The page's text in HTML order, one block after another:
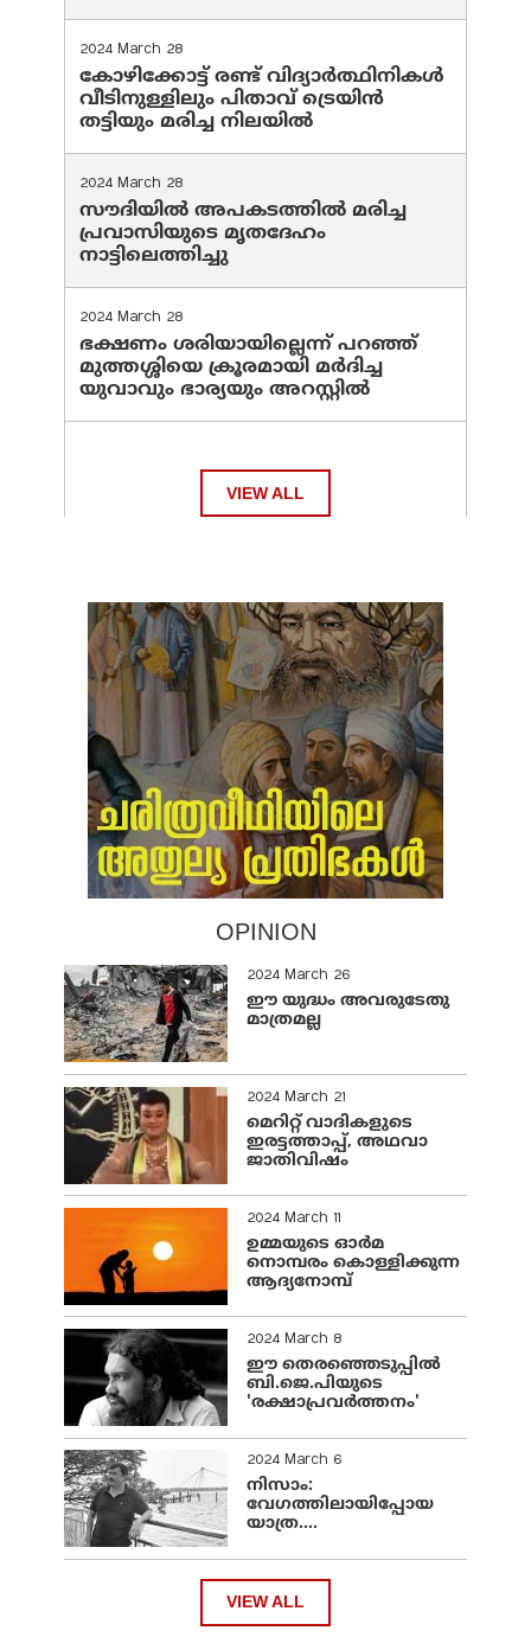
2024 March 28
കോഴിക്കോട്ട് രണ്ട് വിദ്യാർത്ഥിനികൾ
വീടിനുള്ളിലും പിതാവ് ട്രെയിൻ
തട്ടിയും മരിച്ച നിലയിൽ
2024 March 28
സൗദിയില്‍ അപകടത്തില്‍ മരിച്ച
പ്രവാസിയുടെ മൃതദേഹം
നാട്ടിലെത്തിച്ചു
2024 March 28
ഭക്ഷണം ശരിയായില്ലെന്ന് പറഞ്ഞ്
മുത്തശ്ശിയെ ക്രൂരമായി മര്‍ദിച്ച
യുവാവും ഭാര്യയും അറസ്റ്റില്‍
VIEW ALL
OPINION
2024 March 26
ഈ യുദ്ധം അവരുടേതു
മാത്രമല്ല
2024 March 21
മെറിറ്റ് വാദികളുടെ
ഇരട്ടത്താപ്പ്, അഥവാ
ജാതിവിഷം
2024 March 11
ഉമ്മയുടെ ഓർമ
നൊമ്പരം കൊള്ളിക്കുന്ന
ആദ്യനോമ്പ്
2024 March 8
ഈ തെരഞ്ഞെടുപ്പില്‍
ബി.ജെ.പിയുടെ
'രക്ഷാപ്രവര്‍ത്തനം'
2024 March 6
നിസാം:
വേഗത്തിലായിപ്പോയ
യാത്ര....
VIEW ALL